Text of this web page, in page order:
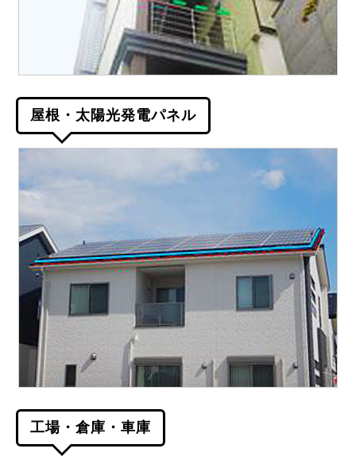
屋根・太陽光発電パネル
工場・倉庫・車庫